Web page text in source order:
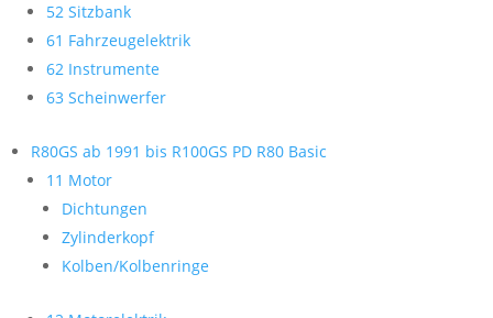
52 Sitzbank
61 Fahrzeugelektrik
62 Instrumente
63 Scheinwerfer
R80GS ab 1991 bis R100GS PD R80 Basic
11 Motor
Dichtungen
Zylinderkopf
Kolben/Kolbenringe